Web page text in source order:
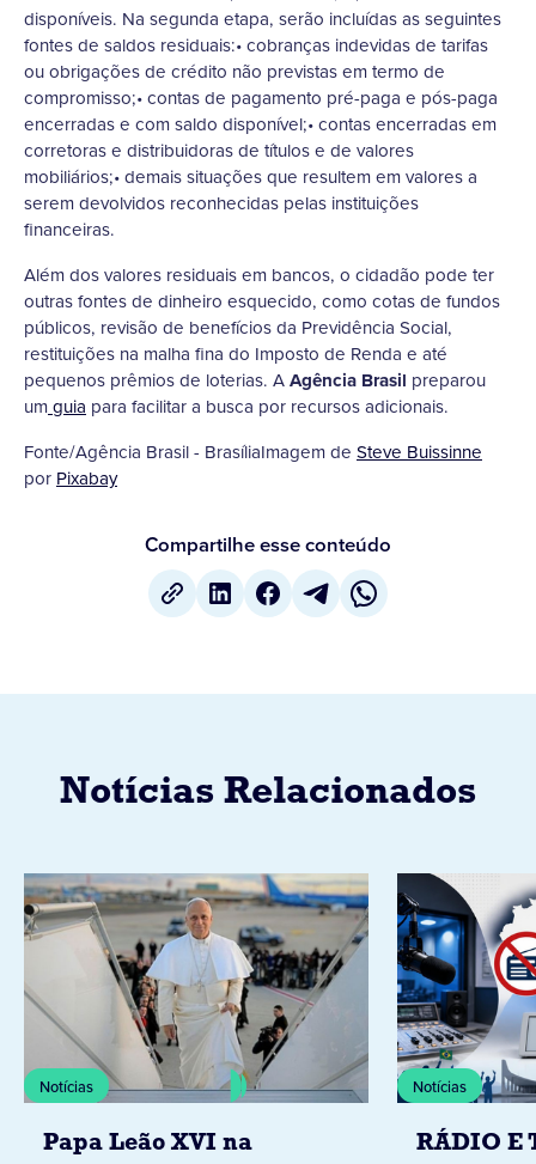
disponíveis. Na segunda etapa, serão incluídas as seguintes
fontes de saldos residuais:• cobranças indevidas de tarifas
ou obrigações de crédito não previstas em termo de
compromisso;• contas de pagamento pré-paga e pós-paga
encerradas e com saldo disponível;• contas encerradas em
corretoras e distribuidoras de títulos e de valores
mobiliários;• demais situações que resultem em valores a
serem devolvidos reconhecidas pelas instituições
financeiras.
Além dos valores residuais em bancos, o cidadão pode ter
outras fontes de dinheiro esquecido, como cotas de fundos
públicos, revisão de benefícios da Previdência Social,
restituições na malha fina do Imposto de Renda e até
pequenos prêmios de loterias. AAgência Brasil preparou
umguia para facilitar a busca por recursos adicionais.
Fonte/Agência Brasil - BrasíliaImagem de Steve Buissinne
por Pixabay
Compartilhe esse conteúdo
Notícias Relacionados
Notícias
Papa Leão XVI na
Notícias
RÁDIO E